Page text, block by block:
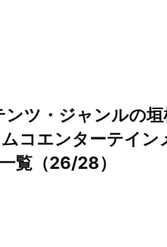
ンツ・ジャンルの
コエンターテイ
覧（26/28）